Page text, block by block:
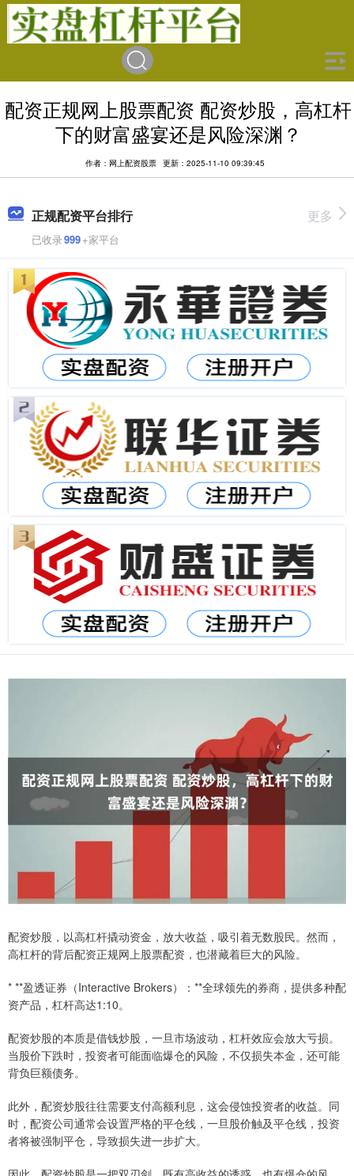
配资正规网上股票配资 配资炒股，高杠杆
下的财富盛宴还是风险深渊？
作者：网上配资股票 更新：2025-11-10 09:39:45
正规配资平台排行
已收录999+家平台
更多
配资炒股，以高杠杆撬动资金，放大收益，吸引着无数股民。然而，
高杠杆的背后配资正规网上股票配资，也潜藏着巨大的风险。
* **盈透证券（Interactive Brokers）：**全球领先的券商，提供多种配
资产品，杠杆高达1:10。
配资炒股的本质是借钱炒股，一旦市场波动，杠杆效应会放大亏损。
当股价下跌时，投资者可能面临爆仓的风险，不仅损失本金，还可能
背负巨额债务。
此外，配资炒股往往需要支付高额利息，这会侵蚀投资者的收益。同
时，配资公司通常会设置严格的平仓线，一旦股价触及平仓线，投资
者将被强制平仓，导致损失进一步扩大。